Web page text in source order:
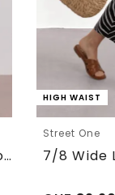
7/8 Wide Leg Hose im Loose Fit mit Print
HIGH WAIST
Street One